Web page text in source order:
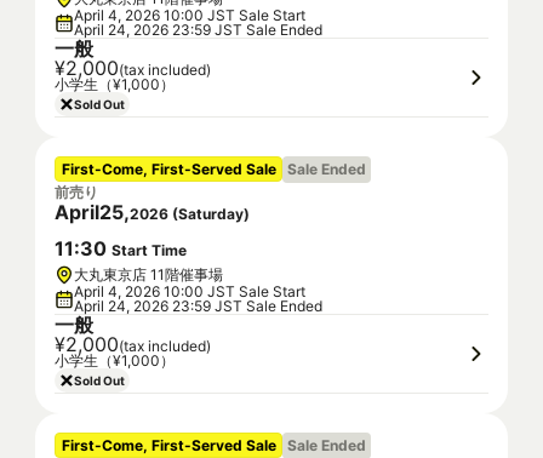
April 4, 2026 10:00 JST Sale Start
April 24, 2026 23:59 JST Sale Ended
一般
¥2,000(tax included)
小学生（¥1,000）
Sold Out
First-Come, First-Served Sale Sale Ended
前売り
April25,2026 (Saturday)
11:30 Start Time
大丸東京店 11階催事場
April 4, 2026 10:00 JST Sale Start
April 24, 2026 23:59 JST Sale Ended
一般
¥2,000(tax included)
小学生（¥1,000）
Sold Out
First-Come, First-Served Sale Sale Ended